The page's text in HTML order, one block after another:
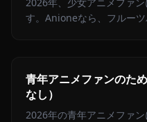
す。Anioneなら、フルー
青年アニメファンのた
なし）
2026年の青年アニメファ